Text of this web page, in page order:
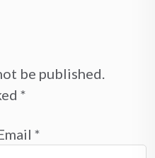
be published.
*
*